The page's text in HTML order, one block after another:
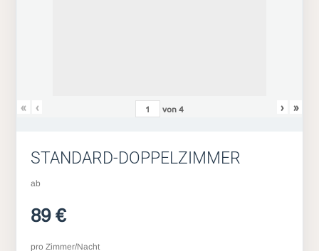
« ‹ von4 › »
STANDARD-DOPPELZIMMER
ab
89 €
pro Zimmer/Nacht